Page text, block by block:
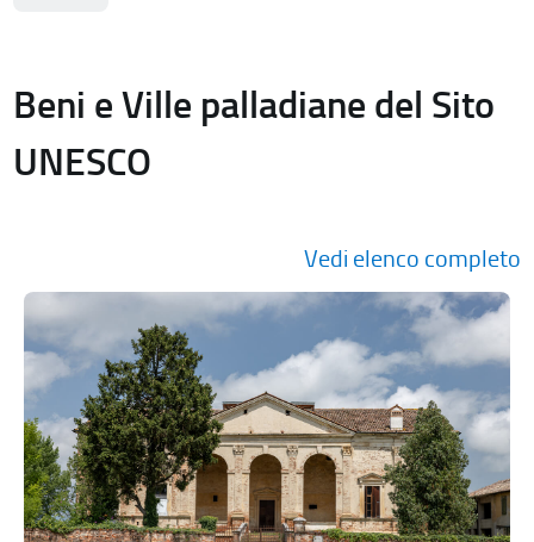
Beni e Ville palladiane del Sito
UNESCO
Vedi elenco completo